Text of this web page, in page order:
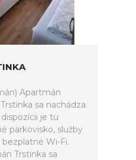
Apartmán
sa nachádza
je tu
parkovisko, služby
Wi-Fi.
Trstinka sa